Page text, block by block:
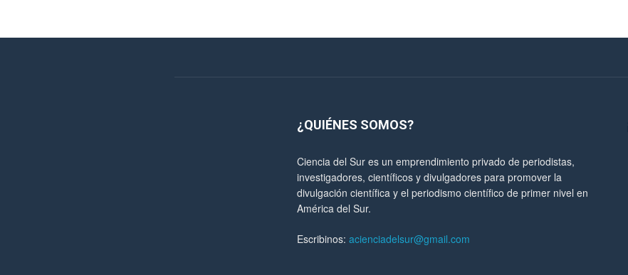
¿QUIÉNES SOMOS?
Ciencia del Sur es un emprendimiento privado de periodistas,
investigadores, científicos y divulgadores para promover la
divulgación científica y el periodismo científico de primer nivel en
América del Sur.
Escribinos: acienciadelsur@gmail.com